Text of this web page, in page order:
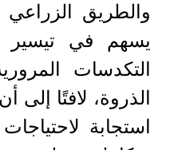
والطريق الزراعي
يسهم في تيسير
التكدسات
الذروة، لافتًا
استجابة